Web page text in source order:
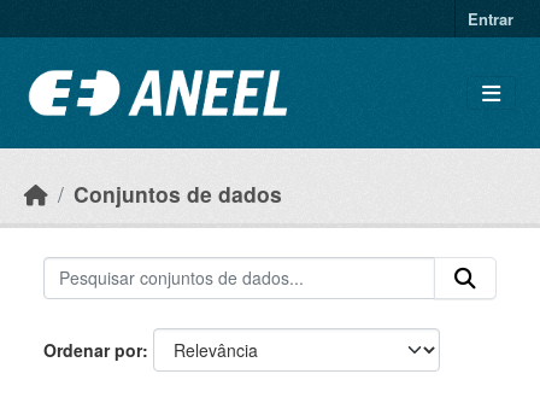
Entrar
Conjuntos de dados
Ordenar por